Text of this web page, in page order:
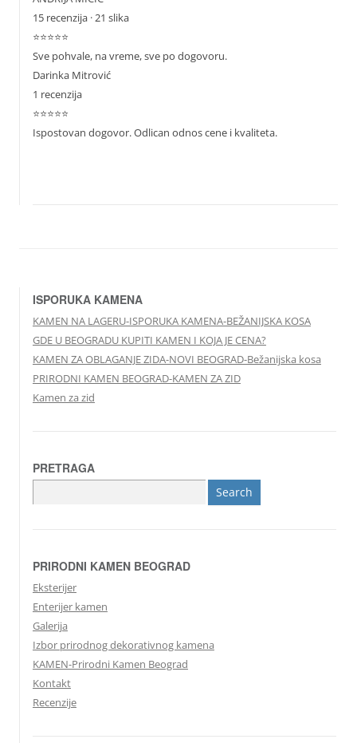
15 recenzija · 21 slika
⭐⭐⭐⭐⭐
Sve pohvale, na vreme, sve po dogovoru.
Darinka Mitrović
1 recenzija
⭐⭐⭐⭐⭐
Ispostovan dogovor. Odlican odnos cene i kvaliteta.
ISPORUKA KAMENA
KAMEN NA LAGERU-ISPORUKA KAMENA-BEŽANIJSKA KOSA
GDE U BEOGRADU KUPITI KAMEN I KOJA JE CENA?
KAMEN ZA OBLAGANJE ZIDA-NOVI BEOGRAD-Bežanijska kosa
PRIRODNI KAMEN BEOGRAD-KAMEN ZA ZID
Kamen za zid
PRETRAGA
for:
PRIRODNI KAMEN BEOGRAD
Eksterijer
Enterijer kamen
Galerija
Izbor prirodnog dekorativnog kamena
KAMEN-Prirodni Kamen Beograd
Kontakt
Recenzije